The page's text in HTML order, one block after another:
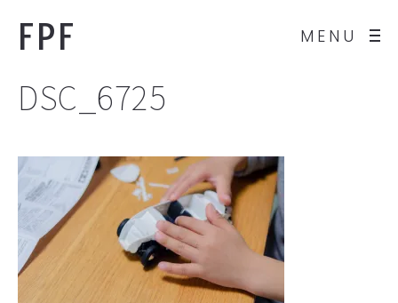
MENU
FPF
DSC_6725